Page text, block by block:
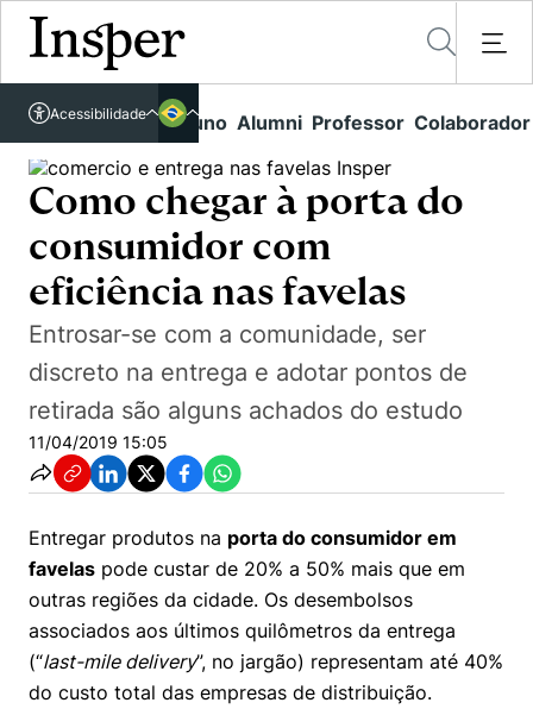
Links rápidos Aluno Alumni Professor Colaborador
Acessibilidade
Acessível em libras
Vestibular
Graduação
Todas as Engenharias
Pós-Graduação
Educação Executiva
Busca por Áreas de Conhecimento
Quem Somos
O Insper
Campus
Student Life
Núcleo de Carreiras
Hub de Inovação e Empreendedorismo
Prêmio Duda Ermírio de Moraes
Como funciona
Resolução Eficaz de Problemas
Oportunidade de Negócios
Women in Action
Trabalhe conosco
Sala de Imprensa
Comunidade Transforme
Projetos Sociais
Lista de doadores
Pesquisa
Pesquisa no Insper
Centros de Conhecimento
Cátedras
Biblioteca Telles
Repositório Institucional
Pesquisa na Graduação
Conteúdos
Carreiras e Cursos
Eventos
Newsletters
Notícias
Youtube
Instagram
Unidades Acadêmicas
Gestão e Economia
Engenharia e Ciência da Computação
Direito
Corpo Docente
Busca por docentes
Áreas de Conhecimento
Prêmios de Excelência
Ensino e aprendizagem
Fale Conosco
Atendimento
Visite o Insper
Insper - Home Page\ \4\
Como chegar à porta do consumidor com eficiência nas favelas
Como chegar à porta do
consumidor com
eficiência nas favelas
Entrosar-se com a comunidade, ser
discreto na entrega e adotar pontos de
retirada são alguns achados do estudo
11/04/2019 15:05
Entregar produtos na porta do consumidor em
favelas pode custar de 20% a 50% mais que em
outras regiões da cidade. Os desembolsos
associados aos últimos quilômetros da entrega
(“last-mile delivery”, no jargão) representam até 40%
do custo total das empresas de distribuição.